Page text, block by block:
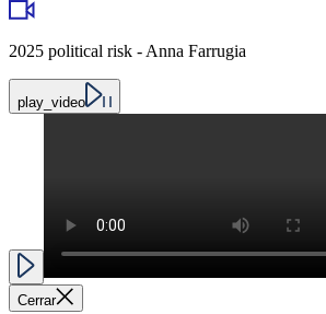
2025 political risk - Anna Farrugia
play_video
Cerrar